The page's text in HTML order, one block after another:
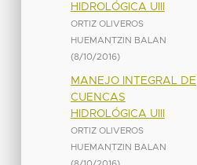
HIDROLÓGICA UIII
ORTIZ OLIVEROS
HUEMANTZIN BALAN
(8/10/2016)
MANEJO INTEGRAL DE
CUENCAS
HIDROLÓGICA UIII
ORTIZ OLIVEROS
HUEMANTZIN BALAN